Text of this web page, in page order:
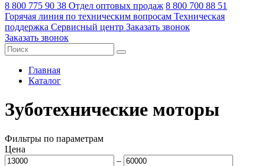
8 800 775 90 38 Отдел оптовых продаж 8 800 700 88 51
Горячая линия по техническим вопросам Техническая
поддержка Сервисный центр Заказать звонок
Заказать звонок
Главная
Каталог
Зуботехнические моторы
Фильтры по параметрам
Цена
–